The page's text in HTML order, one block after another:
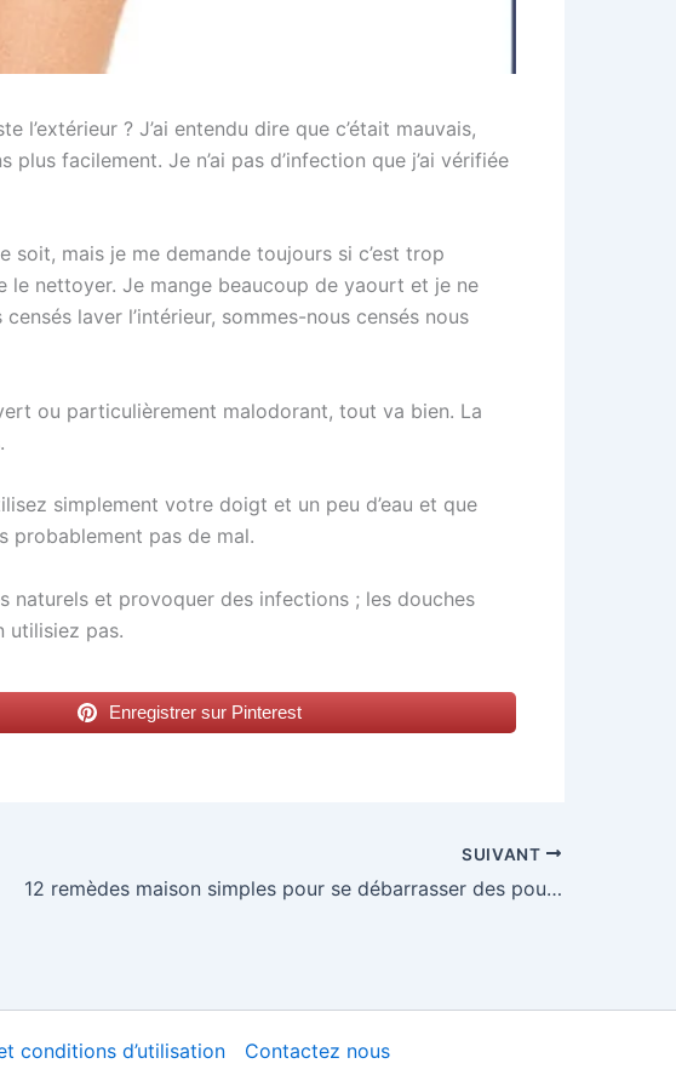
? J’ai entendu dire que c’était mauvais,
facilement. Je n’ai pas d’infection que j’ai vérifiée
soit, mais je me demande toujours si c’est trop
le nettoyer. Je mange beaucoup de yaourt et je ne
laver l’intérieur, sommes-nous censés nous
ou particulièrement malodorant, tout va bien. La
simplement votre doigt et un peu d’eau et que
probablement pas de mal.
naturels et provoquer des infections ; les douches
utilisiez pas.
Enregistrer sur Pinterest
SUIVANT
12 remèdes maison simples pour se débarrasser des poux rapidement
conditions d’utilisation Contactez nous